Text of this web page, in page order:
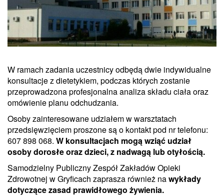
W ramach zadania uczestnicy odbędą dwie indywidualne
konsultacje z dietetykiem, podczas których zostanie
przeprowadzona profesjonalna analiza składu ciała oraz
omówienie planu odchudzania.
Osoby zainteresowane udziałem w warsztatach
przedsięwzięciem proszone są o kontakt pod nr telefonu:
607 898 068. W konsultacjach mogą wziąć udział
osoby dorosłe oraz dzieci, z nadwagą lub otyłością.
Samodzielny Publiczny Zespół Zakładów Opieki
Zdrowotnej w Gryficach zaprasza również nawykłady
dotyczące zasad prawidłowego żywienia.